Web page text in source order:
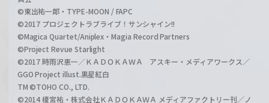
©東出祐一郎・TYPE-MOON / FAPC
©2017 プロジェクトラブライブ！サンシャイン!!
©Magica Quartet/Aniplex・Magia Record Partners
©Project Revue Starlight
©2017 時雨沢恵一／ＫＡＤＯＫＡＷＡ アスキー・メディアワークス／
GGO Project illust.黒星紅白
TM ©TOHO CO., LTD.
©2014 榎宮祐・株式会社ＫＡＤＯＫＡＷＡ メディアファクトリー刊／ノ